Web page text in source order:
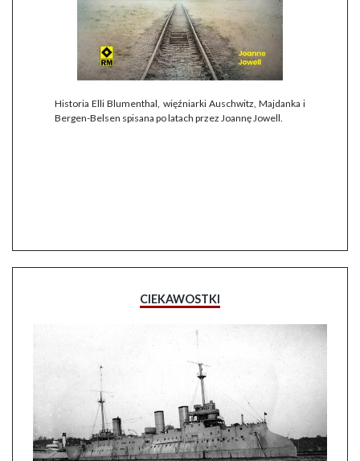
Historia Elli Blumenthal, więźniarki Auschwitz, Majdanka i
Bergen-Belsen spisana po latach przez Joannę Jowell.
CIEKAWOSTKI